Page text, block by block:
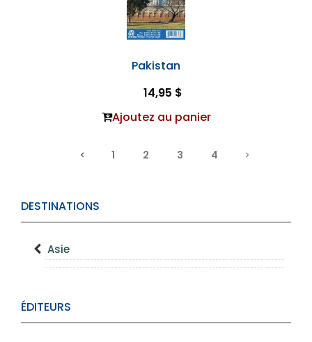
DESTINATIONS
Asie
ÉDITEURS
Pakistan
14,95 $
Ajoutez au panier
1 2 3 4